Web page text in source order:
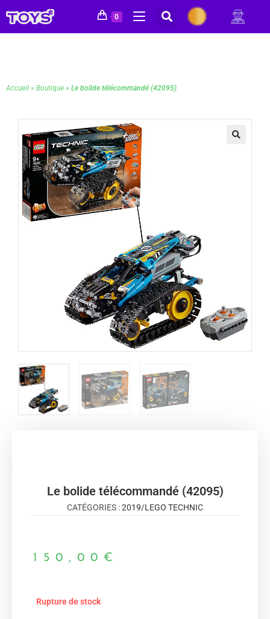
0
Accueil » Boutique » Le bolide télécommandé (42095)
Le bolide télécommandé (42095)
CATÉGORIES :2019/LEGO TECHNIC
150,00 €
Rupture de stock